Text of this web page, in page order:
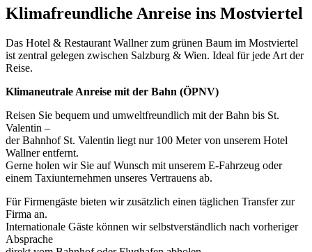
Klimafreundliche Anreise ins Mostviertel
Das Hotel & Restaurant Wallner zum grünen Baum im Mostviertel
ist zentral gelegen zwischen Salzburg & Wien. Ideal für jede Art der
Reise.
Klimaneutrale Anreise mit der Bahn (ÖPNV)
Reisen Sie bequem und umweltfreundlich mit der Bahn bis St.
Valentin –
der Bahnhof St. Valentin liegt nur 100 Meter von unserem Hotel
Wallner entfernt.
Gerne holen wir Sie auf Wunsch mit unserem E-Fahrzeug oder
einem Taxiunternehmen unseres Vertrauens ab.
Für Firmengäste bieten wir zusätzlich einen täglichen Transfer zur
Firma an.
Internationale Gäste können wir selbstverständlich nach vorheriger
Absprache